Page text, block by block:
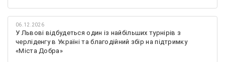
06.12.2026
У Львові відбудеться один із найбільших турнірів з
черліденгу в Україні та благодійний збір на підтримку
«Міста Добра»